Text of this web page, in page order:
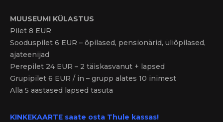
MUUSEUMI KÜLASTUS
Pilet 8 EUR
Sooduspilet 6 EUR – õpilased, pensionärid, üliõpilased,
ajateenijad
Perepilet 24 EUR – 2 täiskasvanut + lapsed
Grupipilet 6 EUR / in – grupp alates 10 inimest
Alla 5 aastased lapsed tasuta
KINKEKAARTE saate osta Thule kassas!